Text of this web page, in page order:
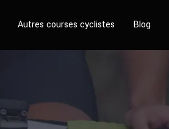
Autres courses cyclistes Blog